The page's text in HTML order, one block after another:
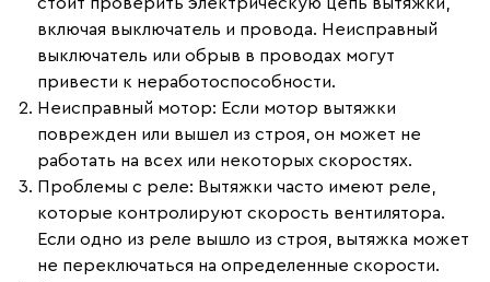
включая выключатель и провода. Неисправный
выключатель или обрыв в проводах могут
привести к неработоспособности.
Неисправный мотор: Если мотор вытяжки
поврежден или вышел из строя, он может не
работать на всех или некоторых скоростях.
Проблемы с реле: Вытяжки часто имеют реле,
которые контролируют скорость вентилятора.
Если одно из реле вышло из строя, вытяжка может
не переключаться на определенные скорости.